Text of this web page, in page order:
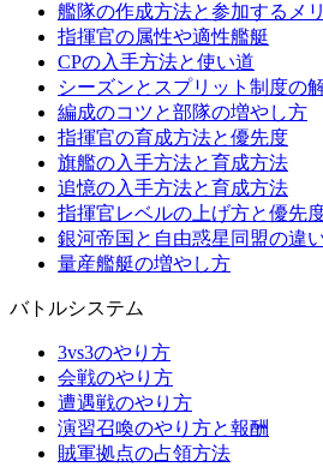
艦隊の作成方法と参加するメ
指揮官の属性や適性艦艇
CPの入手方法と使い道
シーズンとスプリット制度の
編成のコツと部隊の増やし方
指揮官の育成方法と優先度
旗艦の入手方法と育成方法
追憶の入手方法と育成方法
指揮官レベルの上げ方と優先
銀河帝国と自由惑星同盟の違
量産艦艇の増やし方
バトルシステム
3vs3のやり方
会戦のやり方
遭遇戦のやり方
演習召喚のやり方と報酬
賊軍拠点の占領方法